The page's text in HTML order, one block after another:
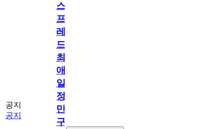
공지
공지
스
프
레
드]
최
애
일
정
만
구